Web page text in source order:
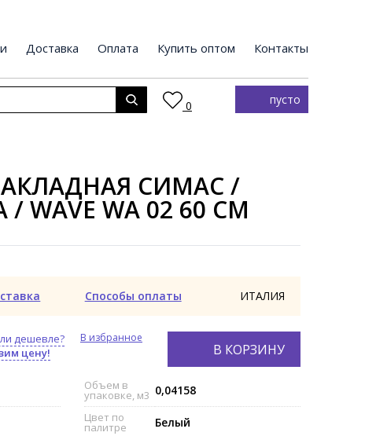
Доставка Оплата Купить оптом Контакты
0 пусто
СИМАС /
WAVE WA 02 60 СМ
Способы оплаты ИТАЛИЯ
дешевле?
цену!
В избранное
В КОРЗИНУ
Объем в
упаковке, м3 0,04158
Цвет по
палитре Белый